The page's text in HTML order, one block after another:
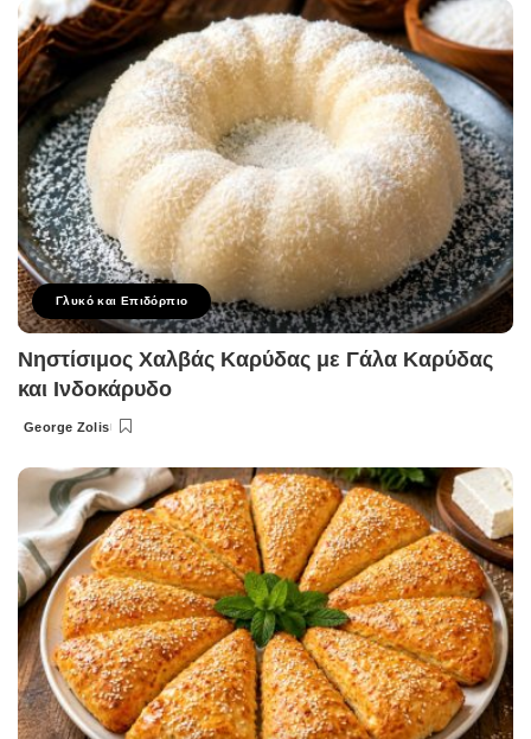
Γλυκό και Επιδόρπιο
Νηστίσιμος Χαλβάς Καρύδας με Γάλα Καρύδας
και Ινδοκάρυδο
Posted
George Zolis